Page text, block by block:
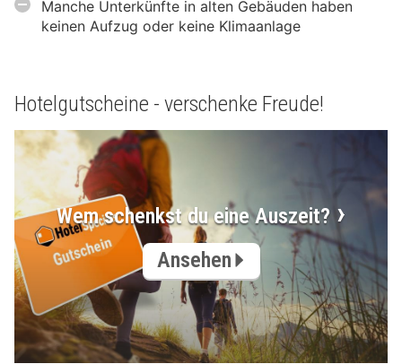
Manche Unterkünfte in alten Gebäuden haben
keinen Aufzug oder keine Klimaanlage
Hotelgutscheine - verschenke Freude!
Wem schenkst du eine Auszeit?
Ansehen